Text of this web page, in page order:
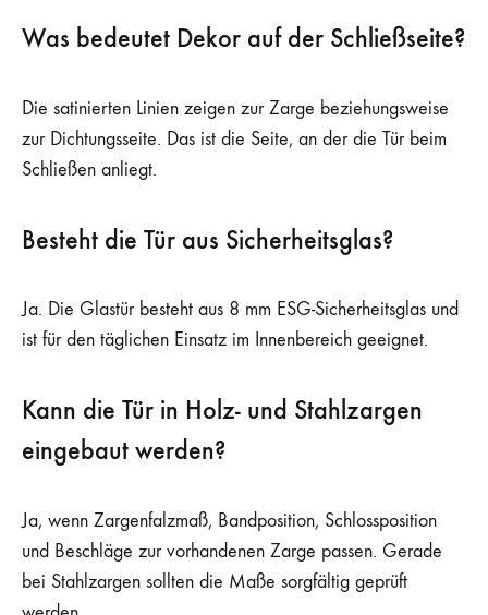
Was bedeutet Dekor auf der Schließseite?
Die satinierten Linien zeigen zur Zarge beziehungsweise
zur Dichtungsseite. Das ist die Seite, an der die Tür beim
Schließen anliegt.
Besteht die Tür aus Sicherheitsglas?
Ja. Die Glastür besteht aus 8 mm ESG-Sicherheitsglas und
ist für den täglichen Einsatz im Innenbereich geeignet.
Kann die Tür in Holz- und Stahlzargen
eingebaut werden?
Ja, wenn Zargenfalzmaß, Bandposition, Schlossposition
und Beschläge zur vorhandenen Zarge passen. Gerade
bei Stahlzargen sollten die Maße sorgfältig geprüft